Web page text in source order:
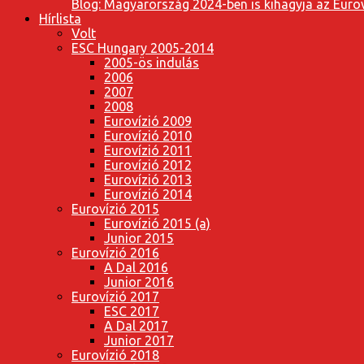
Blog: Magyarország 2024-ben is kihagyja az
Hírlista
Volt
ESC Hungary 2005-2014
2005-ös indulás
2006
2007
2008
Eurovízió 2009
Eurovízió 2010
Eurovízió 2011
Eurovízió 2012
Eurovízió 2013
Eurovízió 2014
Eurovízió 2015
Eurovízió 2015 (a)
Junior 2015
Eurovízió 2016
A Dal 2016
Junior 2016
Eurovízió 2017
ESC 2017
A Dal 2017
Junior 2017
Eurovízió 2018